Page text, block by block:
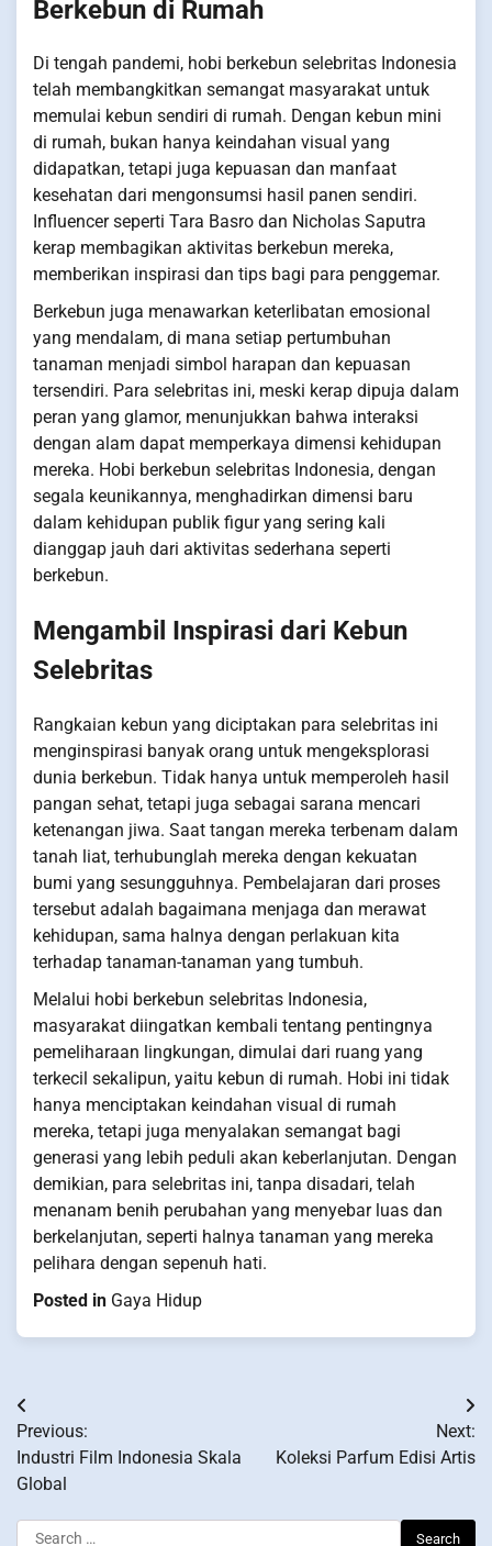
Berkebun di Rumah
Di tengah pandemi, hobi berkebun selebritas Indonesia
telah membangkitkan semangat masyarakat untuk
memulai kebun sendiri di rumah. Dengan kebun mini
di rumah, bukan hanya keindahan visual yang
didapatkan, tetapi juga kepuasan dan manfaat
kesehatan dari mengonsumsi hasil panen sendiri.
Influencer seperti Tara Basro dan Nicholas Saputra
kerap membagikan aktivitas berkebun mereka,
memberikan inspirasi dan tips bagi para penggemar.
Berkebun juga menawarkan keterlibatan emosional
yang mendalam, di mana setiap pertumbuhan
tanaman menjadi simbol harapan dan kepuasan
tersendiri. Para selebritas ini, meski kerap dipuja dalam
peran yang glamor, menunjukkan bahwa interaksi
dengan alam dapat memperkaya dimensi kehidupan
mereka. Hobi berkebun selebritas Indonesia, dengan
segala keunikannya, menghadirkan dimensi baru
dalam kehidupan publik figur yang sering kali
dianggap jauh dari aktivitas sederhana seperti
berkebun.
Mengambil Inspirasi dari Kebun
Selebritas
Rangkaian kebun yang diciptakan para selebritas ini
menginspirasi banyak orang untuk mengeksplorasi
dunia berkebun. Tidak hanya untuk memperoleh hasil
pangan sehat, tetapi juga sebagai sarana mencari
ketenangan jiwa. Saat tangan mereka terbenam dalam
tanah liat, terhubunglah mereka dengan kekuatan
bumi yang sesungguhnya. Pembelajaran dari proses
tersebut adalah bagaimana menjaga dan merawat
kehidupan, sama halnya dengan perlakuan kita
terhadap tanaman-tanaman yang tumbuh.
Melalui hobi berkebun selebritas Indonesia,
masyarakat diingatkan kembali tentang pentingnya
pemeliharaan lingkungan, dimulai dari ruang yang
terkecil sekalipun, yaitu kebun di rumah. Hobi ini tidak
hanya menciptakan keindahan visual di rumah
mereka, tetapi juga menyalakan semangat bagi
generasi yang lebih peduli akan keberlanjutan. Dengan
demikian, para selebritas ini, tanpa disadari, telah
menanam benih perubahan yang menyebar luas dan
berkelanjutan, seperti halnya tanaman yang mereka
pelihara dengan sepenuh hati.
Posted in Gaya Hidup
Post
navigation
Previous:
Industri Film Indonesia Skala
Global
Next:
Koleksi Parfum Edisi Artis
Search